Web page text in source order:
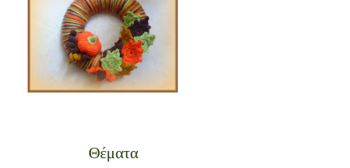
Θέματα